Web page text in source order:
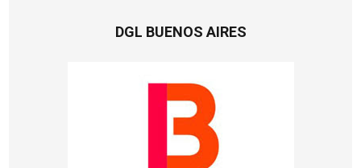
DGL BUENOS AIRES